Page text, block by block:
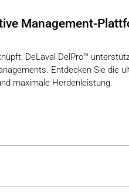
Management-
DeLaval DelPro™
Entdecken Sie die
maximale Herdenleistung.